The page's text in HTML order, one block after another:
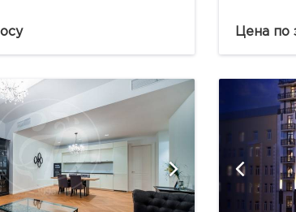
Цена по
ещё 7 фотографий